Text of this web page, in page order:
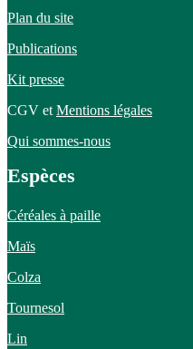
Plan du site
Publications
Kit presse
CGV etMentions légales
Qui sommes-nous
Espèces
Céréales à paille
Maïs
Colza
Tournesol
Lin